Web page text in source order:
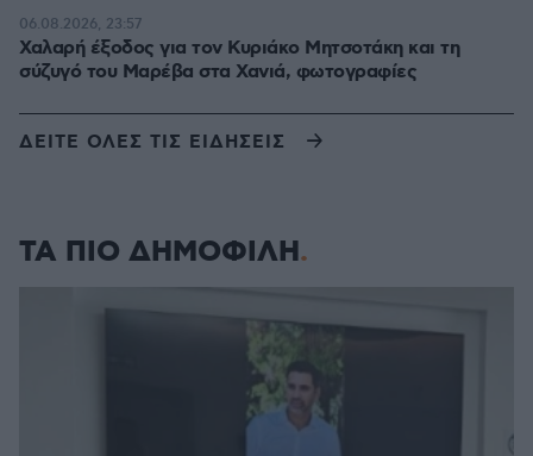
Χαλαρή έξοδος για τον Κυριάκο Μητσοτάκη και τη
σύζυγό του Μαρέβα στα Χανιά, φωτογραφίες
06.08.2026, 23:57
ΔΕΙΤΕ ΟΛΕΣ ΤΙΣ ΕΙΔΗΣΕΙΣ
ΤΑ ΠΙΟ ΔΗΜΟΦΙΛΗ